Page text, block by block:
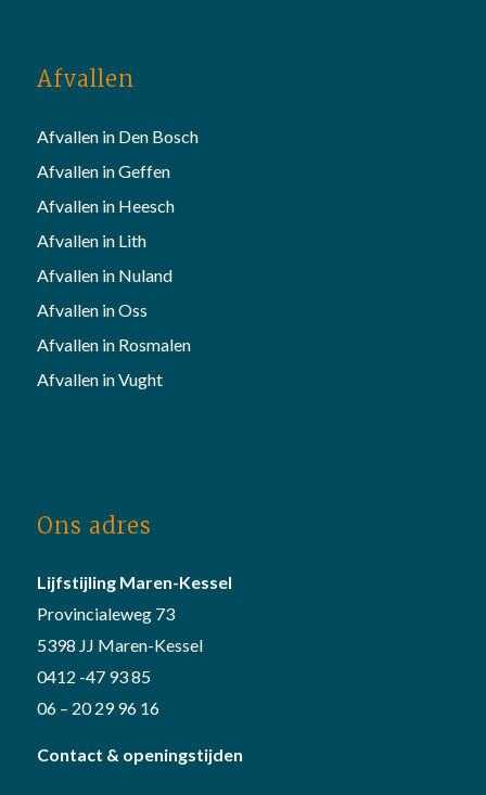
Afvallen
Afvallen in Den Bosch
Afvallen in Geffen
Afvallen in Heesch
Afvallen in Lith
Afvallen in Nuland
Afvallen in Oss
Afvallen in Rosmalen
Afvallen in Vught
Ons adres
Lijfstijling Maren-Kessel
Provincialeweg 73
5398 JJ Maren-Kessel
0412 -47 93 85
06 – 20 29 96 16
Contact & openingstijden